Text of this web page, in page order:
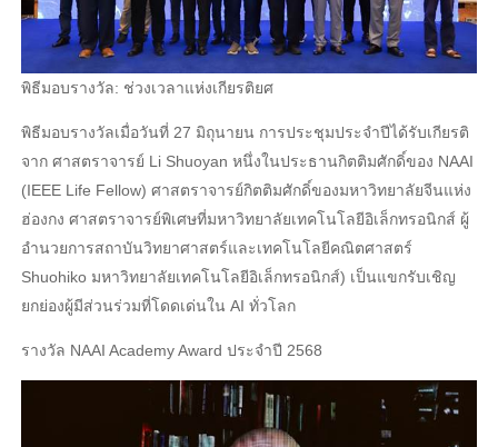
พิธีมอบรางวัล: ช่วงเวลาแห่งเกียรติยศ
พิธีมอบรางวัลเมื่อวันที่ 27 มิถุนายน การประชุมประจําปีได้รับเกียรติ
จาก ศาสตราจารย์ Li Shuoyan หนึ่งในประธานกิตติมศักดิ์ของ NAAI
(IEEE Life Fellow) ศาสตราจารย์กิตติมศักดิ์ของมหาวิทยาลัยจีนแห่ง
ฮ่องกง ศาสตราจารย์พิเศษที่มหาวิทยาลัยเทคโนโลยีอิเล็กทรอนิกส์ ผู้
อํานวยการสถาบันวิทยาศาสตร์และเทคโนโลยีคณิตศาสตร์
Shuohiko มหาวิทยาลัยเทคโนโลยีอิเล็กทรอนิกส์) เป็นแขกรับเชิญ
ยกย่องผู้มีส่วนร่วมที่โดดเด่นใน AI ทั่วโลก
รางวัล NAAI Academy Award ประจําปี 2568